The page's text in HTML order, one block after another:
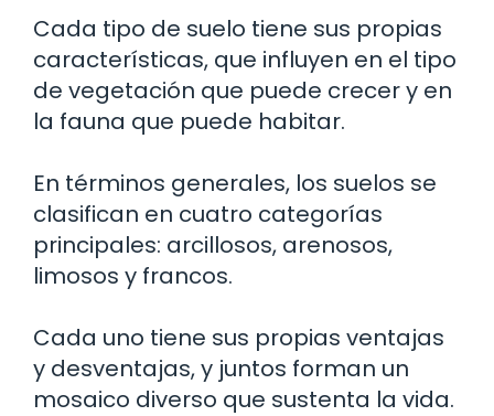
Cada tipo de suelo tiene sus propias
características, que influyen en el tipo
de vegetación que puede crecer y en
la fauna que puede habitar.
En términos generales, los suelos se
clasifican en cuatro categorías
principales: arcillosos, arenosos,
limosos y francos.
Cada uno tiene sus propias ventajas
y desventajas, y juntos forman un
mosaico diverso que sustenta la vida.